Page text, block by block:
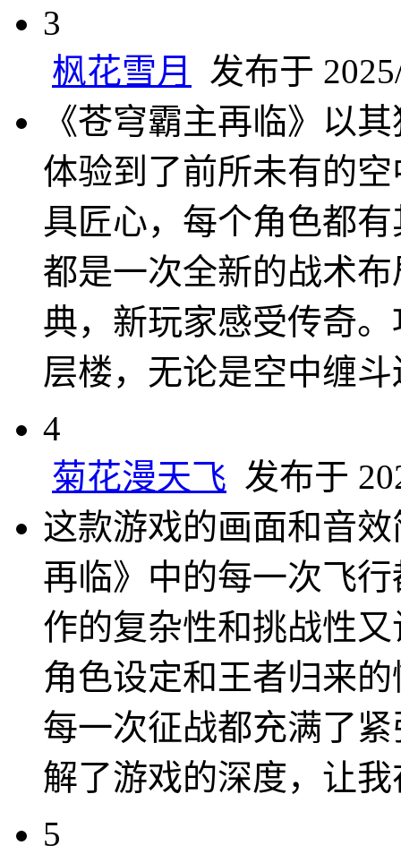
3
枫花雪月
发布于
《苍穹霸主再临》以
体验到了前所未有的
具匠心，每个角色都
都是一次全新的战术
典，新玩家感受传奇
层楼，无论是空中缠
4
菊花漫天飞 发布于
这款游戏的画面和音
再临》中的每一次飞
作的复杂性和挑战性
角色设定和王者归来
每一次征战都充满了
解了游戏的深度，让
5